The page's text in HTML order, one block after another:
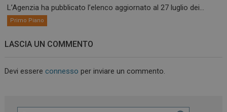
L’Agenzia ha pubblicato l’elenco aggiornato al 27 luglio dei...
Primo Piano
LASCIA UN COMMENTO
Devi essereconnesso per inviare un commento.